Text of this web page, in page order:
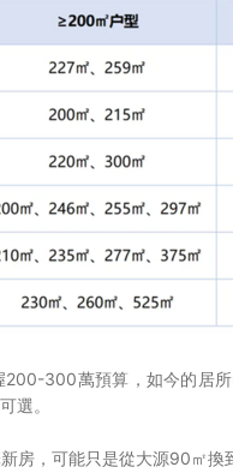
300萬預算，如今的居
選。
房，可能只是從大源90㎡